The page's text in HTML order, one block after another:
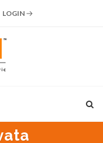
LOGIN